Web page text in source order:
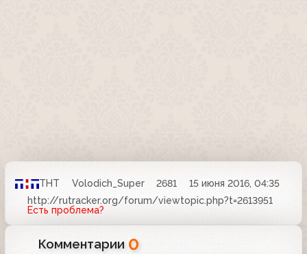
ТНТ Volodich_Super 2681
15 июня 2016, 04:35
http://rutracker.org/forum/viewtopic.php?t=2613951
Есть проблема?
Комментарии 0